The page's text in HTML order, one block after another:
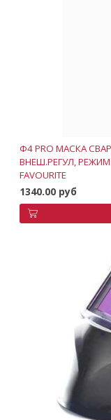
Ф4 PRO МАСКА
ВНЕШ.РЕГУЛ,
FAVOURITE
1340.00 руб